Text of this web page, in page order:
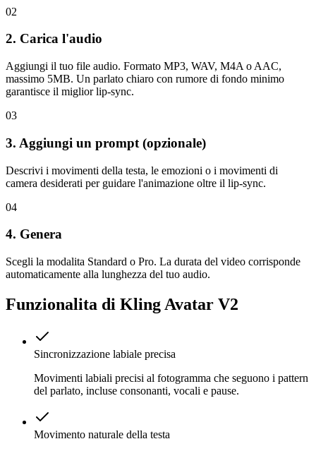
02
2. Carica l'audio
Aggiungi il tuo file audio. Formato MP3, WAV, M4A o AAC,
massimo 5MB. Un parlato chiaro con rumore di fondo minimo
garantisce il miglior lip-sync.
03
3. Aggiungi un prompt (opzionale)
Descrivi i movimenti della testa, le emozioni o i movimenti di
camera desiderati per guidare l'animazione oltre il lip-sync.
04
4. Genera
Scegli la modalita Standard o Pro. La durata del video corrisponde
automaticamente alla lunghezza del tuo audio.
Funzionalita di Kling Avatar V2
Sincronizzazione labiale precisa
Movimenti labiali precisi al fotogramma che seguono i pattern
del parlato, incluse consonanti, vocali e pause.
Movimento naturale della testa